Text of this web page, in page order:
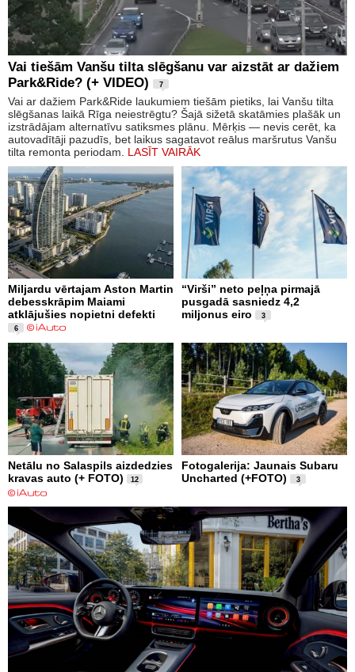
Vai tiešām Vanšu tilta slēgšanu var aizstāt ar dažiem
Park&Ride? (+ VIDEO)
7
Vai ar dažiem Park&Ride laukumiem tiešām pietiks, lai Vanšu tilta
slēgšanas laikā Rīga neiestrēgtu? Šajā sižetā skatāmies plašāk un
izstrādājam alternatīvu satiksmes plānu. Mērķis — nevis cerēt, ka
autovadītāji pazudīs, bet laikus sagatavot reālus maršrutus Vanšu
tilta remonta periodam. LASĪT VAIRĀK
Miljardu vērtajam Aston Martin
debesskrāpim Maiami
atklājušies nopietni defekti
6
“Virši” neto peļņa pirmajā
pusgadā sasniedz 4,2
miljonus eiro
3
Netālu no Salaspils aizdedzies
kravas auto (+ FOTO)
12
Fotogalerija: Jaunais Subaru
Uncharted (+FOTO)
3